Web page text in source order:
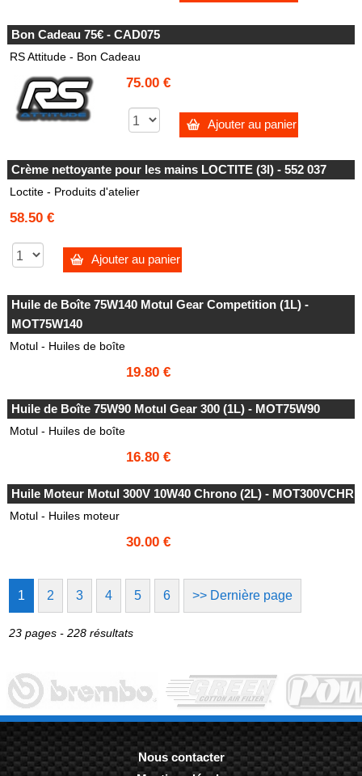
Bon Cadeau 75€ - CAD075
RS Attitude - Bon Cadeau
75.00 €
Ajouter au panier
Crème nettoyante pour les mains LOCTITE (3l) - 552 037
Loctite - Produits d'atelier
58.50 €
Ajouter au panier
Huile de Boîte 75W140 Motul Gear Competition (1L) -
MOT75W140
Motul - Huiles de boîte
19.80 €
Huile de Boîte 75W90 Motul Gear 300 (1L) - MOT75W90
Motul - Huiles de boîte
16.80 €
Huile Moteur Motul 300V 10W40 Chrono (2L) - MOT300VCHR
Motul - Huiles moteur
30.00 €
1 2 3 4 5 6 >> Dernière page
23 pages - 228 résultats
Nous contacter